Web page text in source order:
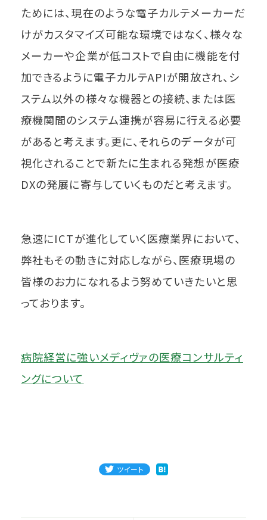
ためには、現在のような電子カルテメーカーだ
けがカスタマイズ可能な環境ではなく、様々な
メーカーや企業が低コストで自由に機能を付
加できるように電子カルテAPIが開放され、シ
ステム以外の様々な機器との接続、または医
療機関間のシステム連携が容易に行える必要
があると考えます。更に、それらのデータが可
視化されることで新たに生まれる発想が医療
DXの発展に寄与していくものだと考えます。
急速にICTが進化していく医療業界において、
弊社もその動きに対応しながら、医療現場の
皆様のお力になれるよう努めていきたいと思
っております。
病院経営に強いメディヴァの医療コンサルティ
ングについて
ツイート